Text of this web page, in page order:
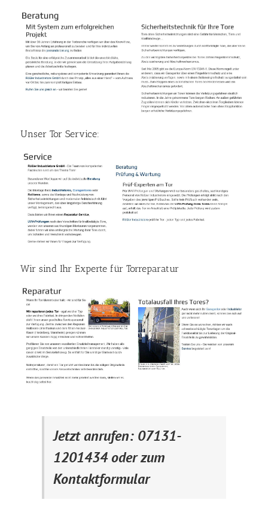
Unser Tor Service:
Wir sind Ihr Experte für Torreparatur
Jetzt anrufen: 07131-
1201434 oder zum
Kontaktformular